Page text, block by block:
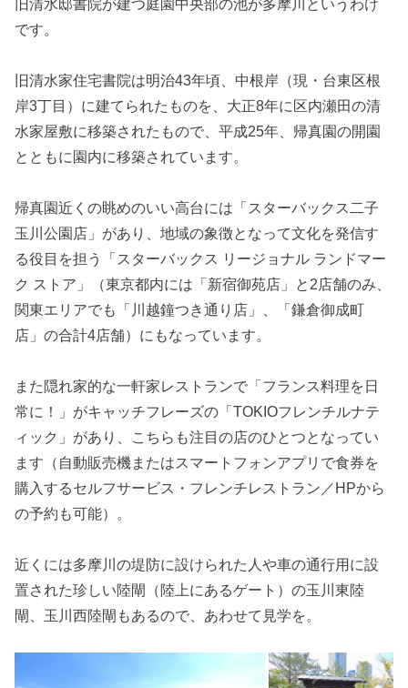
旧清水邸書院が建つ庭園中央部の池が多摩川というわけ
です。
旧清水家住宅書院は明治43年頃、中根岸（現・台東区根
岸3丁目）に建てられたものを、大正8年に区内瀬田の清
水家屋敷に移築されたもので、平成25年、帰真園の開園
とともに園内に移築されています。
帰真園近くの眺めのいい高台には「スターバックス二子
玉川公園店」があり、地域の象徴となって文化を発信す
る役目を担う「スターバックス リージョナル ランドマー
ク ストア」（東京都内には「新宿御苑店」と2店舗のみ、
関東エリアでも「川越鐘つき通り店」、「鎌倉御成町
店」の合計4店舗）にもなっています。
また隠れ家的な一軒家レストランで「フランス料理を日
常に！」がキャッチフレーズの「TOKIOフレンチルナテ
ィック」があり、こちらも注目の店のひとつとなってい
ます（自動販売機またはスマートフォンアプリで食券を
購入するセルフサービス・フレンチレストラン／HPから
の予約も可能）。
近くには多摩川の堤防に設けられた人や車の通行用に設
置された珍しい陸閘（陸上にあるゲート）の玉川東陸
閘、玉川西陸閘もあるので、あわせて見学を。